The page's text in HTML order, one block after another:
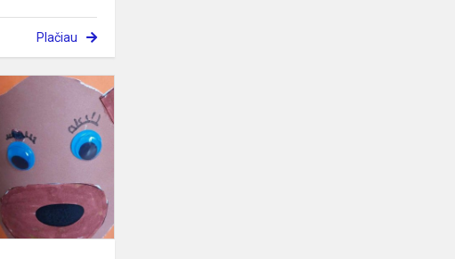
Plačiau
Kam
taupysiu?